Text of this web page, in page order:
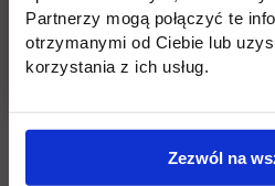
Partnerzy mogą połączyć te
otrzymanymi od Ciebie lub
korzystania z ich usług.
Zezwól na
Handlowej rozpocznie
2025. Pełna oferta:
studiow#oferta-